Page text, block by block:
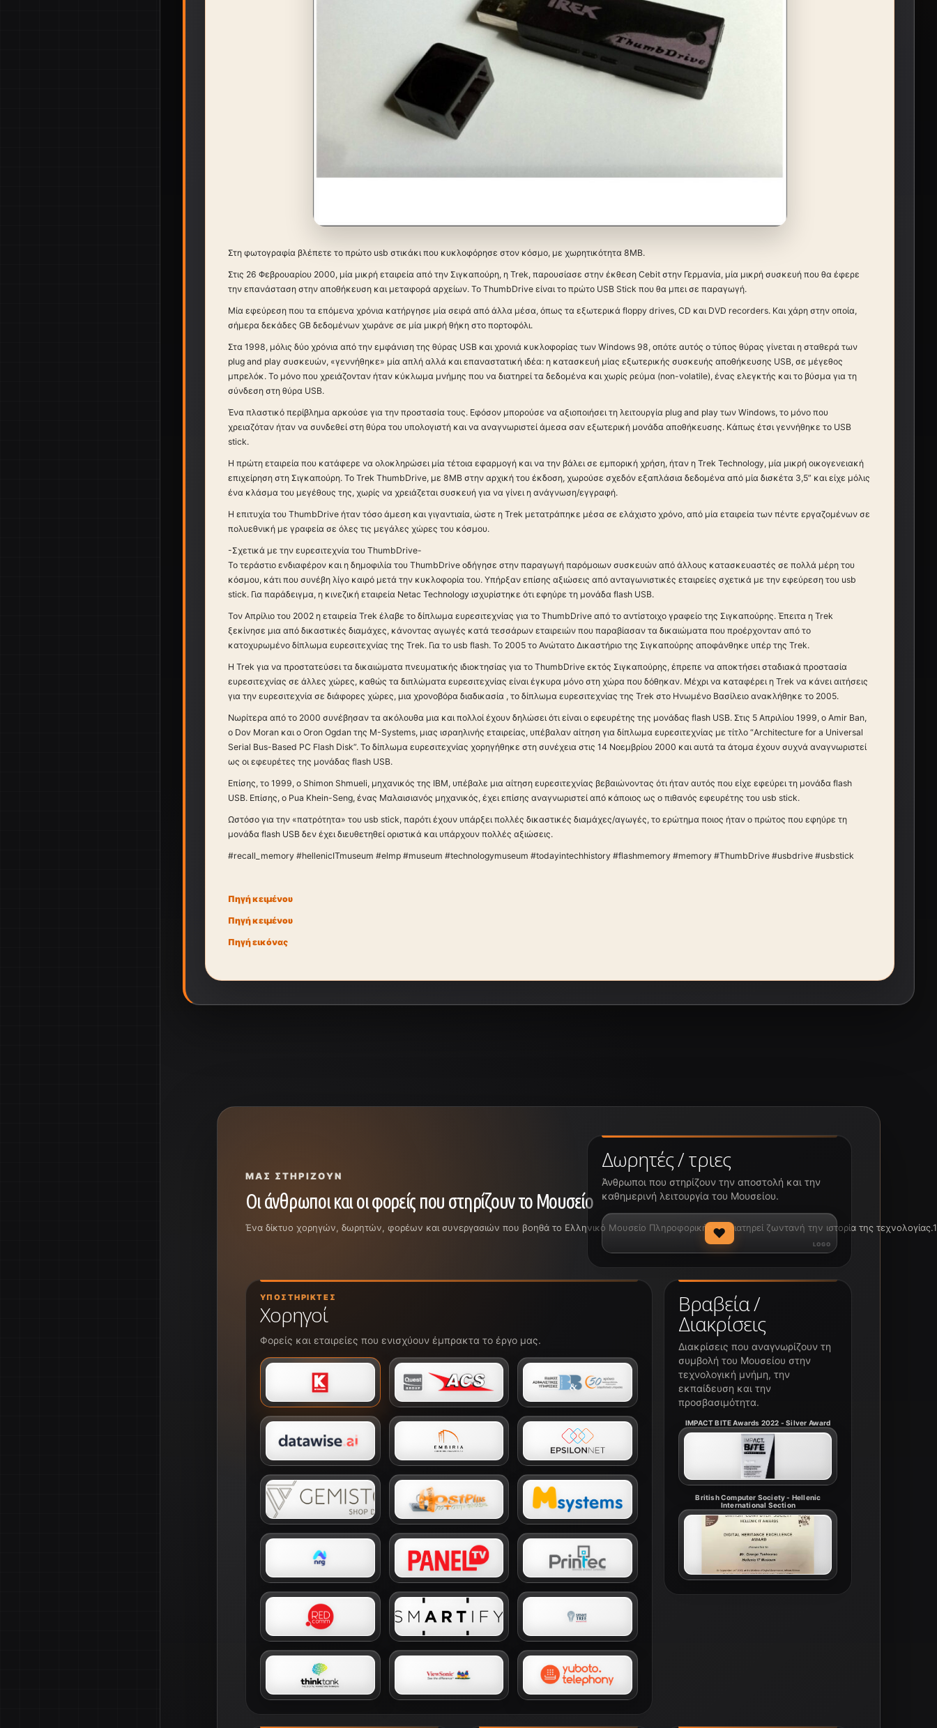
Στη φωτογραφία βλέπετε το πρώτο usb στικάκι που κυκλοφόρησε στον κόσμο, με χωρητικότητα 8MB.
Στις 26 Φεβρουαρίου 2000, μία μικρή εταιρεία από την Σιγκαπούρη, η Trek, παρουσίασε στην έκθεση Cebit στην Γερμανία, μία μικρή συσκευή που θα έφερε
την επανάσταση στην αποθήκευση και μεταφορά αρχείων. Το ThumbDrive είναι το πρώτο USB Stick που θα μπει σε παραγωγή.
Μία εφεύρεση που τα επόμενα χρόνια κατήργησε μία σειρά από άλλα μέσα, όπως τα εξωτερικά floppy drives, CD και DVD recorders. Και χάρη στην οποία,
σήμερα δεκάδες GB δεδομένων χωράνε σε μία μικρή θήκη στο πορτοφόλι.
Στα 1998, μόλις δύο χρόνια από την εμφάνιση της θύρας USB και χρονιά κυκλοφορίας των Windows 98, οπότε αυτός ο τύπος θύρας γίνεται η σταθερά των
plug and play συσκευών, «γεννήθηκε» μία απλή αλλά και επαναστατική ιδέα: η κατασκευή μίας εξωτερικής συσκευής αποθήκευσης USB, σε μέγεθος
μπρελόκ. Το μόνο που χρειάζονταν ήταν κύκλωμα μνήμης που να διατηρεί τα δεδομένα και χωρίς ρεύμα (non-volatile), ένας ελεγκτής και το βύσμα για τη
σύνδεση στη θύρα USB.
Ένα πλαστικό περίβλημα αρκούσε για την προστασία τους. Εφόσον μπορούσε να αξιοποιήσει τη λειτουργία plug and play των Windows, το μόνο που
χρειαζόταν ήταν να συνδεθεί στη θύρα του υπολογιστή και να αναγνωριστεί άμεσα σαν εξωτερική μονάδα αποθήκευσης. Κάπως έτσι γεννήθηκε το USB
stick.
Η πρώτη εταιρεία που κατάφερε να ολοκληρώσει μία τέτοια εφαρμογή και να την βάλει σε εμπορική χρήση, ήταν η Trek Technology, μία μικρή οικογενειακή
επιχείρηση στη Σιγκαπούρη. Το Trek ThumbDrive, με 8ΜΒ στην αρχική του έκδοση, χωρούσε σχεδόν εξαπλάσια δεδομένα από μία δισκέτα 3,5” και είχε μόλις
ένα κλάσμα του μεγέθους της, χωρίς να χρειάζεται συσκευή για να γίνει η ανάγνωση/εγγραφή.
Η επιτυχία του ThumbDrive ήταν τόσο άμεση και γιγαντιαία, ώστε η Trek μετατράπηκε μέσα σε ελάχιστο χρόνο, από μία εταιρεία των πέντε εργαζομένων σε
πολυεθνική με γραφεία σε όλες τις μεγάλες χώρες του κόσμου.
-Σχετικά με την ευρεσιτεχνία του ThumbDrive-
Το τεράστιο ενδιαφέρον και η δημοφιλία του ThumbDrive οδήγησε στην παραγωγή παρόμοιων συσκευών από άλλους κατασκευαστές σε πολλά μέρη του
κόσμου, κάτι που συνέβη λίγο καιρό μετά την κυκλοφορία του. Υπήρξαν επίσης αξιώσεις από ανταγωνιστικές εταιρείες σχετικά με την εφεύρεση του usb
stick. Για παράδειγμα, η κινεζική εταιρεία Netac Technology ισχυρίστηκε ότι εφηύρε τη μονάδα flash USB.
Τον Απρίλιο του 2002 η εταιρεία Trek έλαβε το δίπλωμα ευρεσιτεχνίας για το ThumbDrive από το αντίστοιχο γραφείο της Σιγκαπούρης. Έπειτα η Trek
ξεκίνησε μια από δικαστικές διαμάχες, κάνοντας αγωγές κατά τεσσάρων εταιρειών που παραβίασαν τα δικαιώματα που προέρχονταν από το
κατοχυρωμένο δίπλωμα ευρεσιτεχνίας της Trek. Για το usb flash. Το 2005 το Ανώτατο Δικαστήριο της Σιγκαπούρης αποφάνθηκε υπέρ της Trek.
Η Trek για να προστατεύσει τα δικαιώματα πνευματικής ιδιοκτησίας για το ThumbDrive εκτός Σιγκαπούρης, έπρεπε να αποκτήσει σταδιακά προστασία
ευρεσιτεχνίας σε άλλες χώρες, καθώς τα διπλώματα ευρεσιτεχνίας είναι έγκυρα μόνο στη χώρα που δόθηκαν. Μέχρι να καταφέρει η Trek να κάνει αιτήσεις
για την ευρεσιτεχνία σε διάφορες χώρες, μια χρονοβόρα διαδικασία , το δίπλωμα ευρεσιτεχνίας της Trek στο Ηνωμένο Βασίλειο ανακλήθηκε το 2005.
Νωρίτερα από το 2000 συνέβησαν τα ακόλουθα μια και πολλοί έχουν δηλώσει ότι είναι ο εφευρέτης της μονάδας flash USB. Στις 5 Απριλίου 1999, ο Amir Ban,
ο Dov Moran και ο Oron Ogdan της M-Systems, μιας ισραηλινής εταιρείας, υπέβαλαν αίτηση για δίπλωμα ευρεσιτεχνίας με τίτλο “Architecture for a Universal
Serial Bus-Based PC Flash Disk”. Το δίπλωμα ευρεσιτεχνίας χορηγήθηκε στη συνέχεια στις 14 Νοεμβρίου 2000 και αυτά τα άτομα έχουν συχνά αναγνωριστεί
ως οι εφευρέτες της μονάδας flash USB.
Επίσης, το 1999, ο Shimon Shmueli, μηχανικός της IBM, υπέβαλε μια αίτηση ευρεσιτεχνίας βεβαιώνοντας ότι ήταν αυτός που είχε εφεύρει τη μονάδα flash
USB. Επίσης, ο Pua Khein-Seng, ένας Μαλαισιανός μηχανικός, έχει επίσης αναγνωριστεί από κάποιος ως ο πιθανός εφευρέτης του usb stick.
Ωστόσο για την «πατρότητα» του usb stick, παρότι έχουν υπάρξει πολλές δικαστικές διαμάχες/αγωγές, το ερώτημα ποιος ήταν ο πρώτος που εφηύρε τη
μονάδα flash USB δεν έχει διευθετηθεί οριστικά και υπάρχουν πολλές αξιώσεις.
#recall_memory #hellenicITmuseum #elmp #museum #technologymuseum #todayintechhistory #flashmemory #memory #ThumbDrive #usbdrive #usbstick
Πηγή κειμένου
Πηγή κειμένου
Πηγή εικόνας
ΜΑΣ ΣΤΗΡΊΖΟΥΝ
Οι άνθρωποι και οι φορείς που στηρίζουν το Μουσείο
Ένα δίκτυο χορηγών, δωρητών, φορέων και συνεργασιών που βοηθά το Ελληνικό Μουσείο Πληροφορικής να διατηρεί ζωντανή την ιστορία της τεχνολογίας.1
Δωρητές / τριες
Άνθρωποι που στηρίζουν την αποστολή και την
καθημερινή λειτουργία του Μουσείου.
♥
ΥΠΟΣΤΗΡΙΚΤΈΣ
Χορηγοί
Φορείς και εταιρείες που ενισχύουν έμπρακτα το έργο μας.
Βραβεία /
Διακρίσεις
Διακρίσεις που αναγνωρίζουν τη
συμβολή του Μουσείου στην
τεχνολογική μνήμη, την
εκπαίδευση και την
προσβασιμότητα.
IMPACT BITE Awards 2022 - Silver Award
British Computer Society - Hellenic
International Section